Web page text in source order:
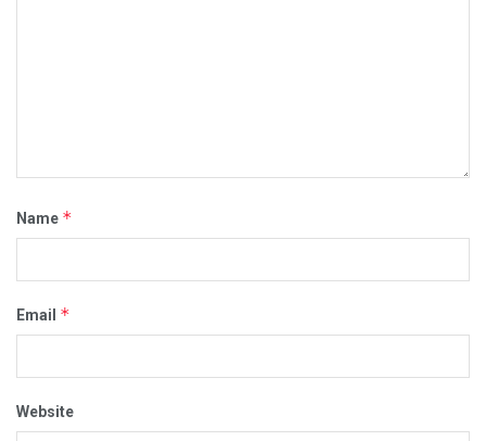
Name *
Email *
Website